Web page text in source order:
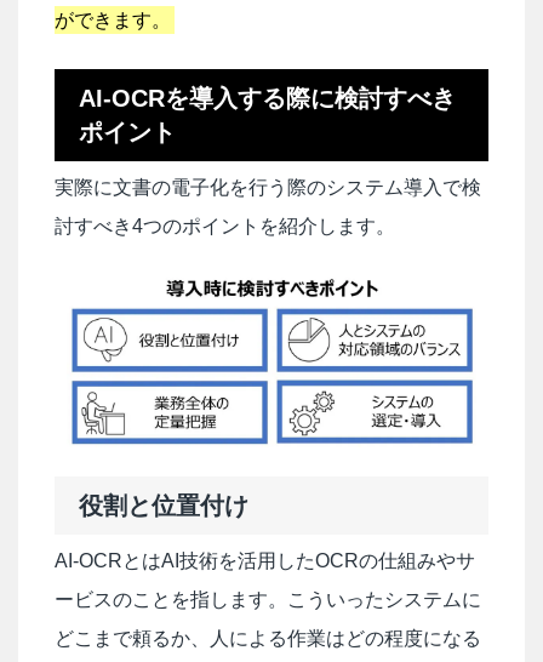
ができます。
AI-OCRを導入する際に検討すべき
ポイント
実際に文書の電子化を行う際のシステム導入で検
討すべき4つのポイントを紹介します。
役割と位置付け
AI-OCRとはAI技術を活用したOCRの仕組みやサ
ービスのことを指します。こういったシステムに
どこまで頼るか、人による作業はどの程度になる